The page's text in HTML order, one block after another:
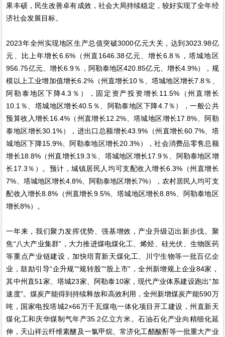
果丰硕，民生改善卓有成效，社会大局持续稳定，较好实现了全年经
济社会发展目标。
2023年全州实现地区生产总值突破3000亿元大关，达到3023.98亿
元、比上年增长6.6%（州直1646.38亿元、增长6.8％，塔城地区
956.75亿元、增长6.9％，阿勒泰地区420.85亿元、增长4.9%），规
模以上工业增加值增长6.2%（州直增长10％、塔城地区增长7.8％、
阿勒泰地区下降4.3％），固定资产投资增长11.5%（州直增长
10.1％、塔城地区增长40.5％、阿勒泰地区下降4.7％），一般公共
预算收入增长16.4%（州直增长12.2%、塔城地区增长17.8%、阿勒
泰地区增长30.1%），进出口总额增长43.9%（州直增长60.7%、塔
城地区下降15.9%、阿勒泰地区增长20.3%），社会消费品零售总额
增长18.8%（州直增长19.3％、塔城地区增长17.9％、阿勒泰地区增
长17.3％）。预计，城镇居民人均可支配收入增长6.3%（州直增长
7%、塔城地区增长4.8%、阿勒泰地区增长7%），农村居民人均可支
配收入增长8.8%（州直增长9.5%、塔城地区增长8.8%、阿勒泰地区
增长8%）。
一年来，我们聚力发挥优势、强基增效，产业升级迈出新步伐。聚
焦“八大产业集群”，大力推进煤电煤化工、烯烃、硅光伏、生物医药
等重点产业链建设，加快培育新天煤化工、川宁生物等一批百亿企
业，鼓励引导“企升规”“规转股”“股上市”，全州新增规上企业84家，
其中州直51家、塔城23家、阿勒泰10家，现代产业体系建设跑出“加
速度”。煤炭产能得到持续释放和高效利用，全州新增煤炭产能590万
吨，国家电投塔城2×66万千瓦煤电一体化项目开工建设，州直新天
煤化工和庆华煤制气年产35.2亿立方米。石油石化产业向精细化延
伸，天山祥云纤维素醚及一氯甲烷、常济化工醋酸酐等一批重大产业